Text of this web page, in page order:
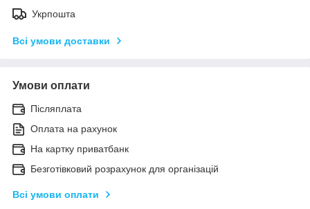
Укрпошта
Всі умови доставки
Умови оплати
Післяплата
Оплата на рахунок
На картку приватбанк
Безготівковий розрахунок для організацій
Всі умови оплати